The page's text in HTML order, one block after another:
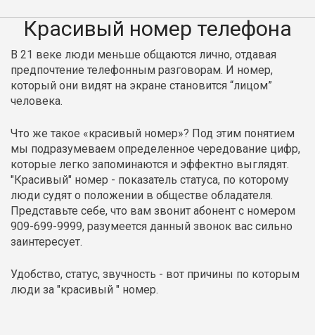
Красивый номер телефона
В 21 веке люди меньше общаются лично, отдавая
предпочтение телефонным разговорам. И номер,
который они видят на экране становится “лицом”
человека.
Что же такое «красивый номер»? Под этим понятием
мы подразумеваем определенное чередование цифр,
которые легко запоминаются и эффектно выглядят.
"Красивый" номер - показатель статуса, по которому
люди судят о положении в обществе обладателя.
Представьте себе, что вам звонит абонент с номером
909-699-9999, разумеется данный звонок вас сильно
заинтересует.
Удобство, статус, звучность - вот причины по которым
люди за "красивый " номер.